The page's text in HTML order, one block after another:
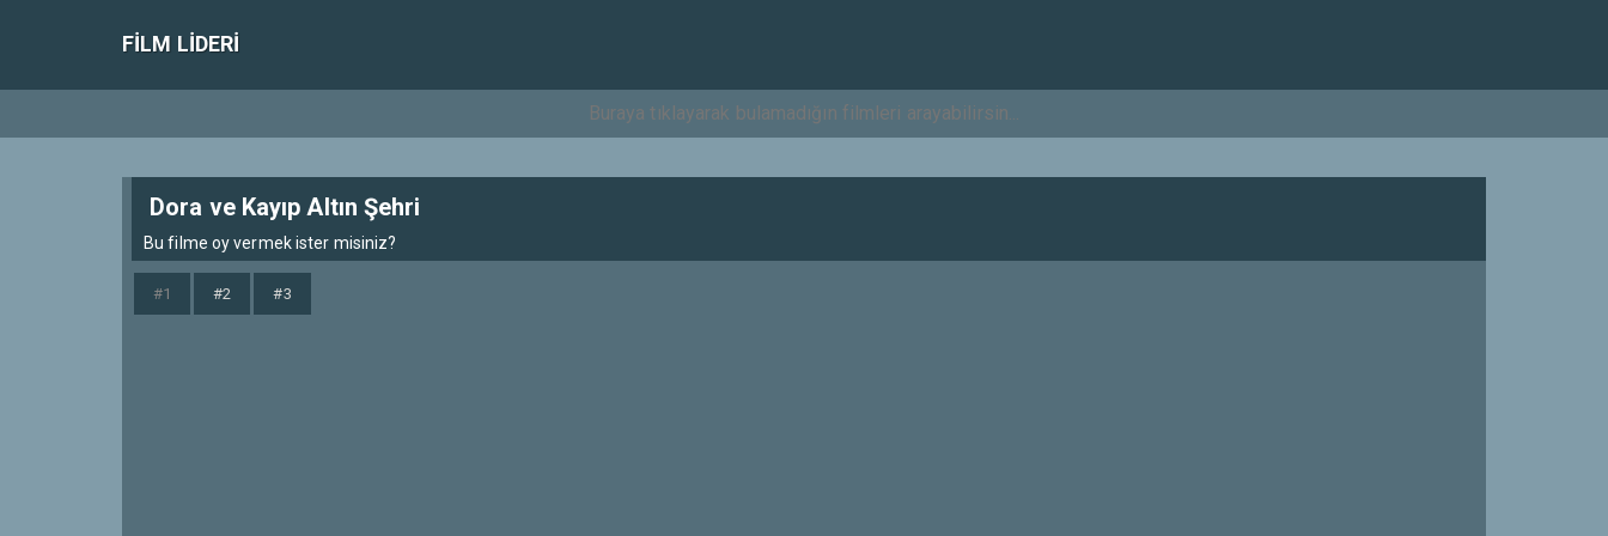
FILM LIDERI
Dora ve Kayıp Altın Şehri
Bu filme oy vermek ister misiniz?
#1 #2 #3